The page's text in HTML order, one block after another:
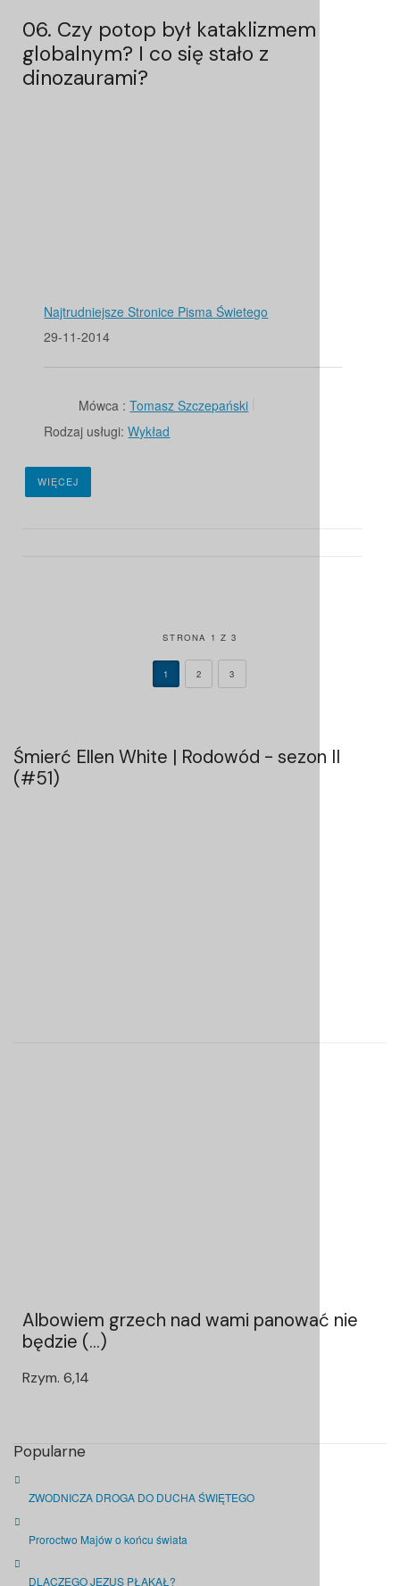
06. Czy potop był kataklizmem
globalnym? I co się stało z
dinozaurami?
Najtrudniejsze Stronice Pisma Świetego
29-11-2014
Mówca : Tomasz Szczepański
Rodzaj usługi: Wykład
WIĘCEJ
STRONA 1 Z 3
1 2 3
Śmierć Ellen White | Rodowód - sezon II
(#51)
Albowiem grzech nad wami panować nie
będzie (...)
Rzym. 6,14
Popularne
ZWODNICZA DROGA DO DUCHA ŚWIĘTEGO
Proroctwo Majów o końcu świata
DLACZEGO JEZUS PŁAKAŁ?